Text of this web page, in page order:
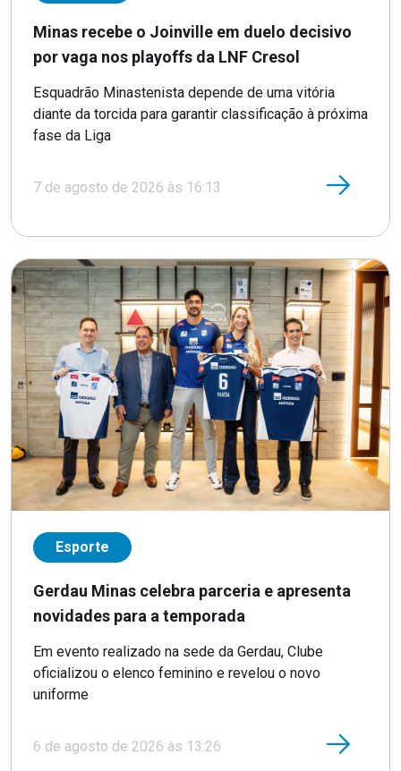
Minas recebe o Joinville em duelo decisivo
por vaga nos playoffs da LNF Cresol
Esquadrão Minastenista depende de uma vitória
diante da torcida para garantir classificação à próxima
fase da Liga
7 de agosto de 2026 às 16:13
Esporte
Gerdau Minas celebra parceria e apresenta
novidades para a temporada
Em evento realizado na sede da Gerdau, Clube
oficializou o elenco feminino e revelou o novo
uniforme
6 de agosto de 2026 às 13:26